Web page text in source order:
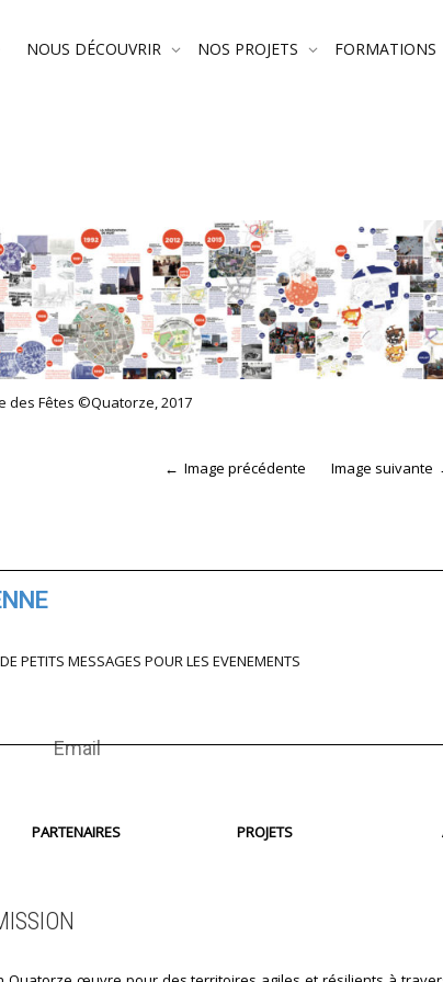
NOUS DÉCOUVRIR NOS PROJETS FORMATIONS
des Fêtes ©Quatorze, 2017
Image précédente Image suivante
PETITS MESSAGES POUR LES EVENEMENTS
PARTENAIRES PROJETS